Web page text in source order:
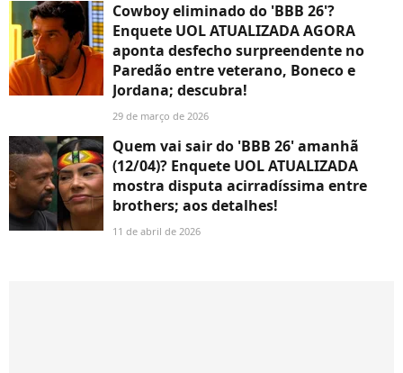
Cowboy eliminado do 'BBB 26'?
Enquete UOL ATUALIZADA AGORA
aponta desfecho surpreendente no
Paredão entre veterano, Boneco e
Jordana; descubra!
29 de março de 2026
Quem vai sair do 'BBB 26' amanhã
(12/04)? Enquete UOL ATUALIZADA
mostra disputa acirradíssima entre
brothers; aos detalhes!
11 de abril de 2026